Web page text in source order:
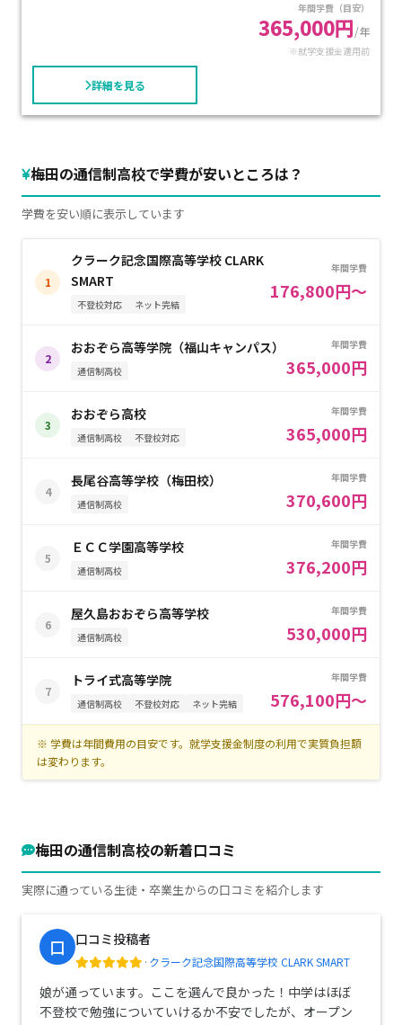
年間学費（目安）
365,000円/年
※就学支援金適用前
詳細を見る
梅田の通信制高校で学費が安いところは？
学費を安い順に表示しています
1
クラーク記念国際高等学校 CLARK
SMART
不登校対応 ネット完結
年間学費
176,800円～
2
おおぞら高等学院（福山キャンパス）
通信制高校
年間学費
365,000円
3
おおぞら高校
通信制高校 不登校対応
年間学費
365,000円
4
長尾谷高等学校（梅田校）
通信制高校
年間学費
370,600円
5
ＥＣＣ学園高等学校
通信制高校
年間学費
376,200円
6
屋久島おおぞら高等学校
通信制高校
年間学費
530,000円
7
トライ式高等学院
通信制高校 不登校対応 ネット完結
年間学費
576,100円～
※ 学費は年間費用の目安です。就学支援金制度の利用で実質負担額
は変わります。
梅田の通信制高校の新着口コミ
実際に通っている生徒・卒業生からの口コミを紹介します
口 口コミ投稿者
· クラーク記念国際高等学校 CLARK SMART
娘が通っています。ここを選んで良かった！中学はほぼ
不登校で勉強についていけるか不安でしたが、オープン